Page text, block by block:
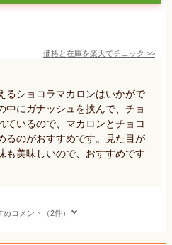
価格と在庫を楽天でチェック >>
るショコラマカロンはいかがで
中にガナッシュを挟んで、チョ
ているので、マカロンとチョコ
るのがおすすめです。見た目が
も美味しいので、おすすめです
コメント（2件）